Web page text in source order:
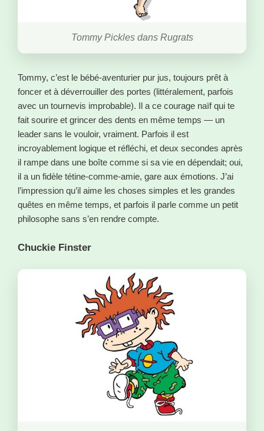
Tommy Pickles dans Rugrats
Tommy, c’est le bébé-aventurier pur jus, toujours prêt à
foncer et à déverrouiller des portes (littéralement, parfois
avec un tournevis improbable). Il a ce courage naïf qui te
fait sourire et grincer des dents en même temps — un
leader sans le vouloir, vraiment. Parfois il est
incroyablement logique et réfléchi, et deux secondes après
il rampe dans une boîte comme si sa vie en dépendait; oui,
il a un fidèle tétine-comme-amie, gare aux émotions. J’ai
l’impression qu’il aime les choses simples et les grandes
quêtes en même temps, et parfois il parle comme un petit
philosophe sans s’en rendre compte.
Chuckie Finster